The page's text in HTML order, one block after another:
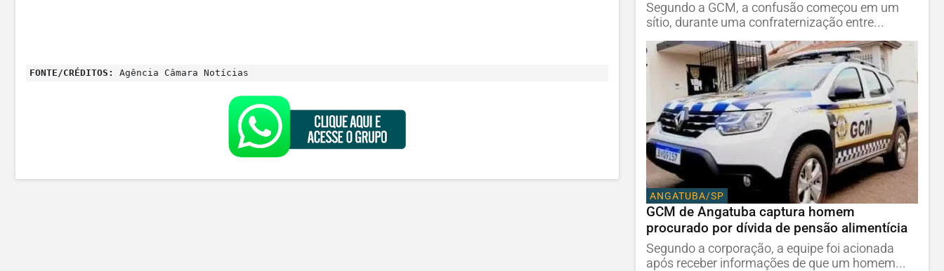
FONTE/CRÉDITOS: Agência Câmara Notícias
Segundo a GCM, a confusão começou em um
sítio, durante uma confraternização entre...
ANGATUBA/SP
GCM de Angatuba captura homem
procurado por dívida de pensão alimentícia
Segundo a corporação, a equipe foi acionada
após receber informações de que um homem...